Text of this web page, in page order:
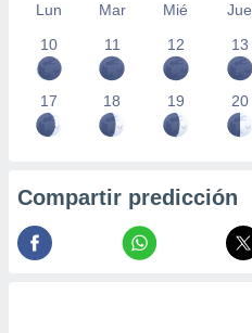
Lun Mar Mié Jue
10
11 12 13
17 18 19 20
Compartir predicción